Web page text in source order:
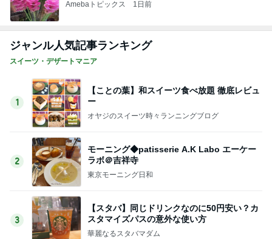
Amebaトピックス 1日前
ジャンル人気記事ランキング
スイーツ・デザートマニア
1
【ことの葉】和スイーツ食べ放題 徹底レビュ
ー
オヤジのスイーツ時々ランニングブログ
2
モーニング◆patisserie A.K Labo エーケー
ラボ＠吉祥寺
東京モーニング日和
3
【スタバ】同じドリンクなのに50円安い？カ
スタマイズパスの意外な使い方
華麗なるスタバマダム